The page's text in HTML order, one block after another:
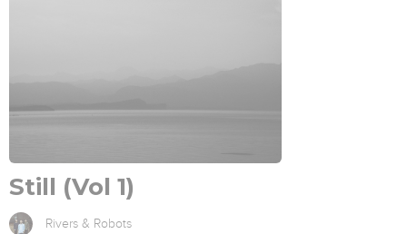
Still (Vol 1)
Rivers & Robots